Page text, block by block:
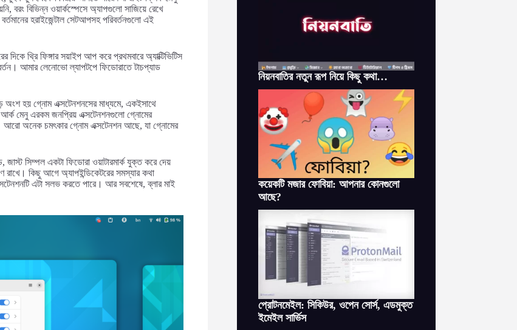
বরং বিভিন্ন ওয়ার্কস্পেসে অ্যাপগুলো সাজিয়ে রেখে
হরাইজেন্টাল সেটআপসহ পরিবর্তনগুলো এই
থ্রি ফিঙ্গার সয়াইপ আপ করে প্রথমবারে অ্যাক্টিভিটিস
আমার লেনোভো ল্যাপটপে ফিডোরাতে টাচপ্যাড
অংশ হয় গ্নোম এক্সটেনশনসের মাধ্যমে, একইসাথে
মেনু এরকম জনপ্রিয় এক্সটেনশনগুলো গ্নোমের
আরো অনেক চমৎকার গ্নোম এক্সটেনশন আছে, যা গ্নোমের
জাস্ট সিম্পল একটা ফিডোরা ওয়াটারমার্ক যুক্ত করে দেয়
রাখে। কিছু আগে অ্যাপইন্ডিকেটরের সমস্যার কথা
এটা সলভ করতে পারে। আর সবশেষে, ব্লার মাই
নিয়নবাতির নতুন রূপ নিয়ে কিছু কথা…
কয়েকটি মজার ফোবিয়া: আপনার কোনগুলো
আছে?
প্রোটনমেইল: সিকিউর, ওপেন সোর্স, এডমুক্ত
ইমেইল সার্ভিস